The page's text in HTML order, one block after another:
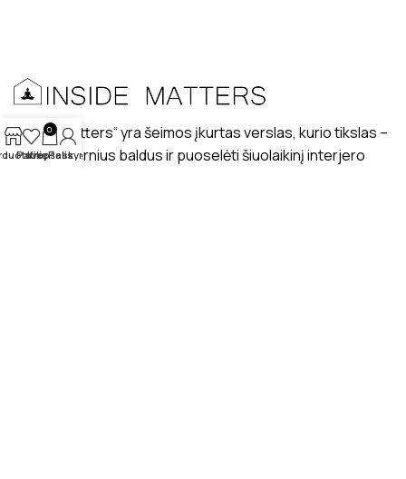
„Inside matters“ yra šeimos įkurtas verslas, kurio tikslas –
kurti modernius baldus ir puoselėti šiuolaikinį interjero
Patikę
0
Krepšelis
Paskyra